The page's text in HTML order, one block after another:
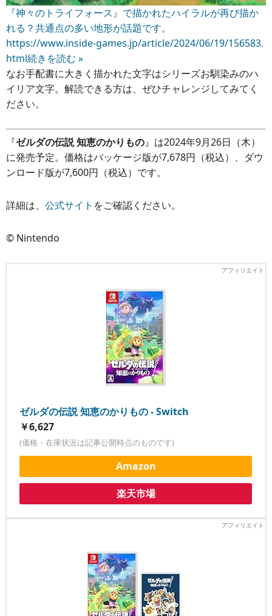
『神々のトライフォース』で描かれたハイラルが再び描か
れる？共通点の多い地形が話題です。
https://www.inside-games.jp/article/2024/06/19/156583.
html続きを読む »
なお手配書に大きく描かれた文字はシリーズお馴染みのハ
イリア文字。解読できる方は、ぜひチャレンジしてみてく
ださい。
『ゼルダの伝説 知恵のかりもの』は2024年9月26日（木）
に発売予定。価格はパッケージ版が7,678円（税込）、ダウ
ンロード版が7,600円（税込）です。
詳細は、 公式サイト をご確認ください。
© Nintendo
ゼルダの伝説 知恵のかりもの - Switch
￥6,627
(価格・在庫状況は記事公開時点のものです)
Amazon
楽天市場